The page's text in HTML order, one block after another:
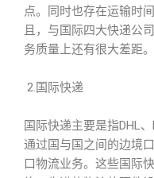
点。同时也存在运输时
且，与国际四大快递公
务质量上还有很大差距。
2.国际快递
国际快递主要是指DHL
通过国与国之间的边境
口物流业务。这些国际